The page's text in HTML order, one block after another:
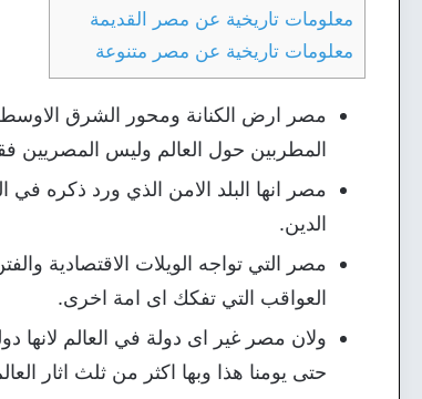
معلومات تاريخية عن مصر القديمة
معلومات تاريخية عن مصر متنوعة
مصر ارض الكنانة ومحور الشرق الاوسط
المطربين حول العالم وليس المصريين
مصر انها البلد الامن الذي ورد ذكره
الدين.
مصر التي تواجه الويلات الاقتصادية
العواقب التي تفكك اى امة اخرى.
ولان مصر غير اى دولة في العالم لانها
حتى يومنا هذا وبها اكثر من ثلث اثار